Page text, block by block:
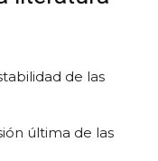
de las
última de las